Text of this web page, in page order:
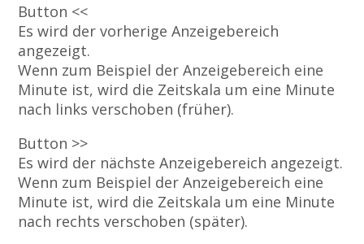
Button <<
Es wird der vorherige Anzeigebereich
angezeigt.
Wenn zum Beispiel der Anzeigebereich eine
Minute ist, wird die Zeitskala um eine Minute
nach links verschoben (früher).
Button >>
Es wird der nächste Anzeigebereich angezeigt.
Wenn zum Beispiel der Anzeigebereich eine
Minute ist, wird die Zeitskala um eine Minute
nach rechts verschoben (später).